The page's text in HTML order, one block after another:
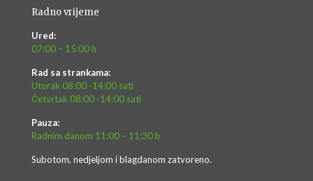
Radno vrijeme
Ured:
07:00 – 15:00 h
Rad sa strankama:
Utorak 08:00 -14:00 sati
Četvrtak 08:00 -14:00 sati
Pauza:
Radnim danom 11:00 – 11:30 h
Subotom, nedjeljom i blagdanom zatvoreno.